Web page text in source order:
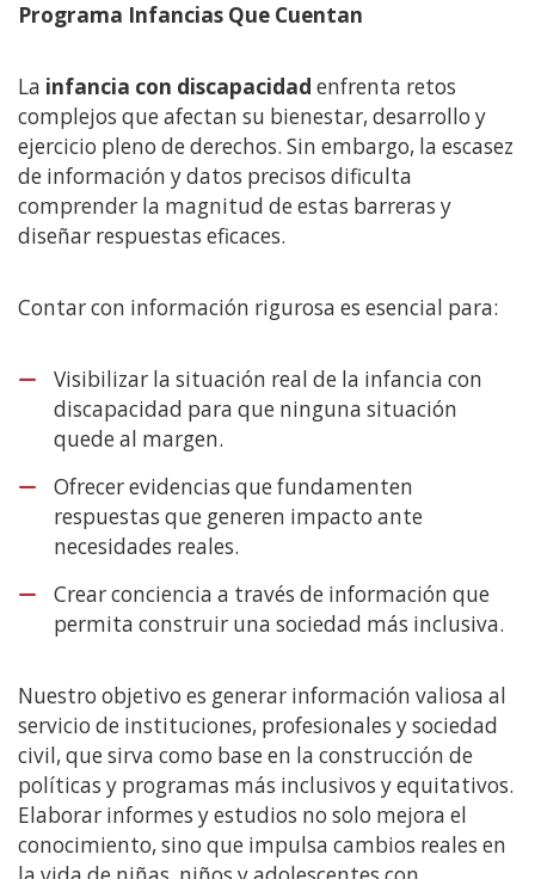
Programa Infancias Que Cuentan
La infancia con discapacidad enfrenta retos
complejos que afectan su bienestar, desarrollo y
ejercicio pleno de derechos. Sin embargo, la escasez
de información y datos precisos dificulta
comprender la magnitud de estas barreras y
diseñar respuestas eficaces.
Contar con información rigurosa es esencial para:
Visibilizar la situación real de la infancia con
discapacidad para que ninguna situación
quede al margen.
Ofrecer evidencias que fundamenten
respuestas que generen impacto ante
necesidades reales.
Crear conciencia a través de información que
permita construir una sociedad más inclusiva.
Nuestro objetivo es generar información valiosa al
servicio de instituciones, profesionales y sociedad
civil, que sirva como base en la construcción de
políticas y programas más inclusivos y equitativos.
Elaborar informes y estudios no solo mejora el
conocimiento, sino que impulsa cambios reales en